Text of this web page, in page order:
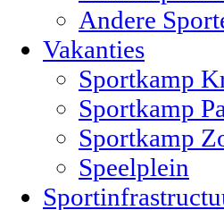
Andere
Vakanties
Sportkamp
Sportkamp
Sportkamp
Speelplein